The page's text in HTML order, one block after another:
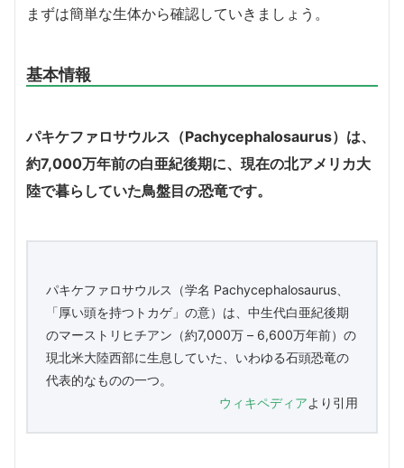
まずは簡単な生体から確認していきましょう。
基本情報
パキケファロサウルス（Pachycephalosaurus）は、
約7,000万年前の白亜紀後期に、現在の北アメリカ大
陸で暮らしていた鳥盤目の恐竜です。
パキケファロサウルス（学名 Pachycephalosaurus、
「厚い頭を持つトカゲ」の意）は、中生代白亜紀後期
のマーストリヒチアン（約7,000万 – 6,600万年前）の
現北米大陸西部に生息していた、いわゆる石頭恐竜の
代表的なものの一つ。
ウィキペディアより引用